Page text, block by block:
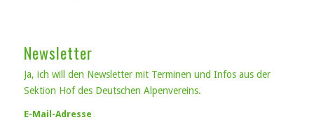
Newsletter
Ja, ich will den Newsletter mit Terminen und Infos aus der
Sektion Hof des Deutschen Alpenvereins.
E-Mail-Adresse